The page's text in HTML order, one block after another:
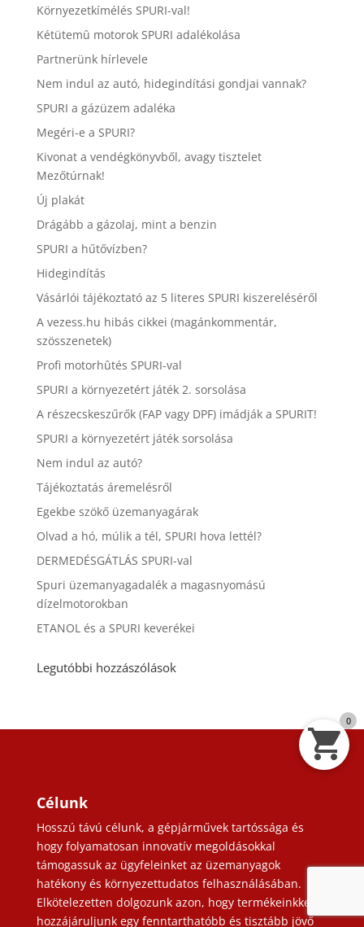
Környezetkímélés SPURI-val!
Kétütemû motorok SPURI adalékolása
Partnerünk hírlevele
Nem indul az autó, hidegindítási gondjai vannak?
SPURI a gázüzem adaléka
Megéri-e a SPURI?
Kivonat a vendégkönyvből, avagy tisztelet
Mezőtúrnak!
Új plakát
Drágább a gázolaj, mint a benzin
SPURI a hűtővízben?
Hidegindítás
Vásárlói tájékoztató az 5 literes SPURI kiszereléséről
A vezess.hu hibás cikkei (magánkommentár,
szösszenetek)
Profi motorhûtés SPURI-val
SPURI a környezetért játék 2. sorsolása
A részecskeszűrők (FAP vagy DPF) imádják a SPURIT!
SPURI a környezetért játék sorsolása
Nem indul az autó?
Tájékoztatás áremelésről
Egekbe szökő üzemanyagárak
Olvad a hó, múlik a tél, SPURI hova lettél?
DERMEDÉSGÁTLÁS SPURI-val
Spuri üzemanyagadalék a magasnyomású
dízelmotorokban
ETANOL és a SPURI keverékei
Legutóbbi hozzászólások
Célunk
Hosszú távú célunk, a gépjárművek tartóssága és
hogy folyamatosan innovatív megoldásokkal
támogassuk az ügyfeleinket az üzemanyagok
hatékony és környezettudatos felhasználásában.
Elkötelezetten dolgozunk azon, hogy termékeinkkel
hozzájáruljunk egy fenntarthatóbb és tisztább jövő
0